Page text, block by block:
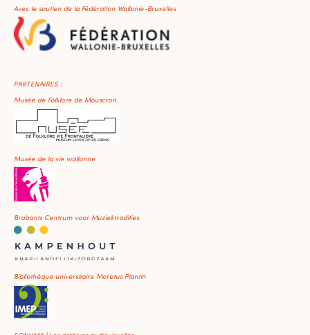
Avec le soutien de la Fédération Wallonie-Bruxelles
PARTENAIRES :
Musée de Folklore de Mouscron
Musée de la vie wallonne
Brabants Centrum voor Muziektradities
Bibliothèque universitaire Moretus Plantin